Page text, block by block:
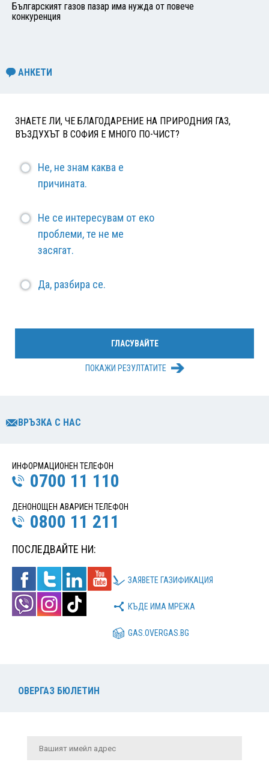
Българският газов пазар има нужда от повече
конкуренция
АНКЕТИ
ЗНАЕТЕ ЛИ, ЧЕ БЛАГОДАРЕНИЕ НА ПРИРОДНИЯ ГАЗ,
ВЪЗДУХЪТ В СОФИЯ Е МНОГО ПО-ЧИСТ?
Не, не знам каква е
причината.
Не се интересувам от еко
проблеми, те не ме
засягат.
Да, разбира се.
ПОКАЖИ РЕЗУЛТАТИТЕ
ВРЪЗКА С НАС
ИНФОРМАЦИОНЕН ТЕЛЕФОН
0700 11 110
ДЕНОНОЩЕН АВАРИЕН ТЕЛЕФОН
0800 11 211
ПОСЛЕДВАЙТЕ НИ:
ЗАЯВЕТЕ ГАЗИФИКАЦИЯ
КЪДЕ ИМА МРЕЖА
GAS.OVERGAS.BG
ОВЕРГАЗ БЮЛЕТИН